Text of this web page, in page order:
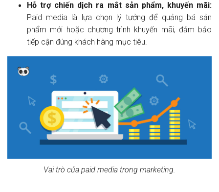
Hỗ trợ chiến dịch ra mắt sản phẩm, khuyến mãi:
Paid media là lựa chọn lý tưởng để quảng bá sản
phẩm mới hoặc chương trình khuyến mãi, đảm bảo
tiếp cận đúng khách hàng mục tiêu.
Vai trò của paid media trong marketing.